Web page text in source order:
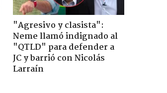
"Agresivo y clasista":
Neme llamó indignado al
"QTLD" para defender a
JC y barrió con Nicolás
Larraín